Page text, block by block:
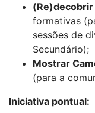
(Re)decobrir
formativas
sessões de
Secundário);
Mostrar
(para a
Iniciativa pontual: